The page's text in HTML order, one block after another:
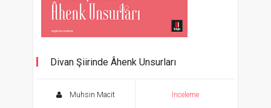
Divan Şiirinde Âhenk Unsurları
Muhsin Macit İnceleme